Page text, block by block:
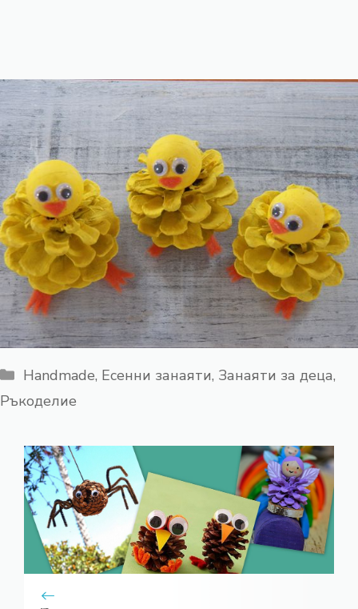
Категории
Handmade, Есенни занаяти, Занаяти за деца,
Ръкоделие